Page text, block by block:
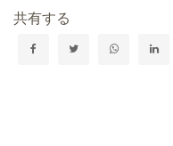
共有する